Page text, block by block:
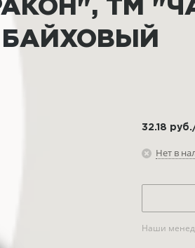
32.18 руб.
Нет в
Наши